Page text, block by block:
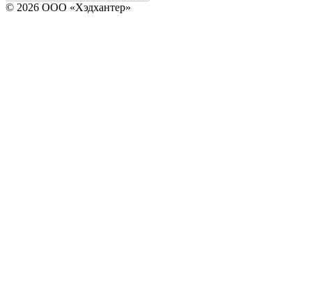
© 2026 ООО «Хэдхантер»